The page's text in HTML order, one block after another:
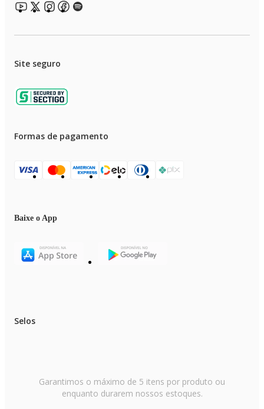
Site seguro
Formas de pagamento
Baixe o App
Selos
Garantimos o máximo de 5 itens por produto ou
enquanto durarem nossos estoques.